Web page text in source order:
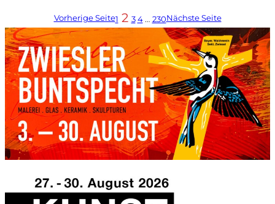
Vorherige Seite1 2 3 4 … 230Nächste Seite